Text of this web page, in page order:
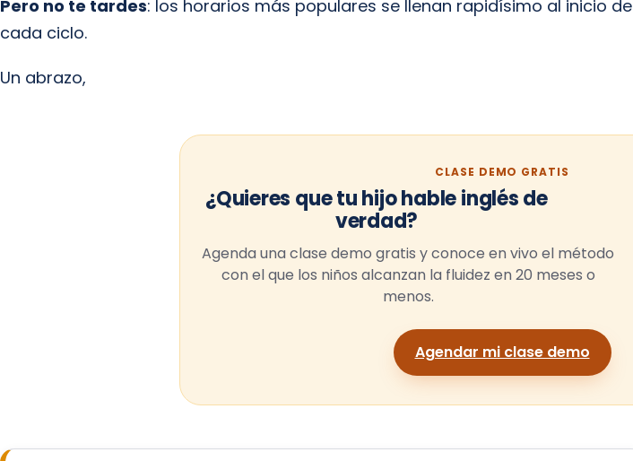
Pero no te tardes: los horarios más populares se llenan rapidísimo al inicio de
cada ciclo.
Un abrazo,
CLASE DEMO GRATIS
¿Quieres que tu hijo hable inglés de
verdad?
Agenda una clase demo gratis y conoce en vivo el método
con el que los niños alcanzan la fluidez en 20 meses o
menos.
Agendar mi clase demo